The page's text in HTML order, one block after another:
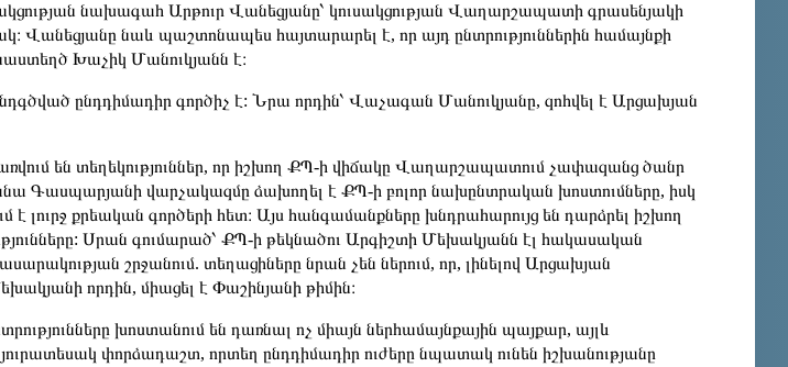
նախագահ Արթուր Վանեցյանը՝ կուսակցության Վաղարշապատի գրասենյակի
Վանեցյանը նաև պաշտոնապես հայտարարել է, որ այդ ընտրություններին համայնքի
Խաչիկ Մանուկյանն է։
ընդդիմադիր գործիչ է: Նրա որդին՝ Վաչագան Մանուկյանը, զոհվել է Արցախյան
են տեղեկություններ, որ իշխող ՔՊ-ի վիճակը Վաղարշապատում չափազանց ծանր
Գասպարյանի վարչակազմը ձախողել է ՔՊ-ի բոլոր նախընտրական խոստումները, իսկ
լուրջ քրեական գործերի հետ։ Այս հանգամանքները խնդրահարույց են դարձրել իշխող
Սրան գումարած՝ ՔՊ-ի թեկնածու Արգիշտի Մեխակյանն էլ հակասական
շրջանում. տեղացիները նրան չեն ներում, որ, լինելով Արցախյան
որդին, միացել է Փաշինյանի թիմին։
խոստանում են դառնալ ոչ միայն ներհամայնքային պայքար, այլև
փորձադաշտ, որտեղ ընդդիմադիր ուժերը նպատակ ունեն իշխանությանը